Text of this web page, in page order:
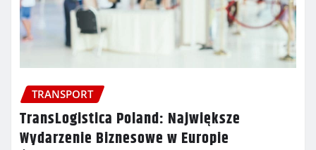
TRANSPORT
TransLogistica Poland: Największe
Wydarzenie Biznesowe w Europie